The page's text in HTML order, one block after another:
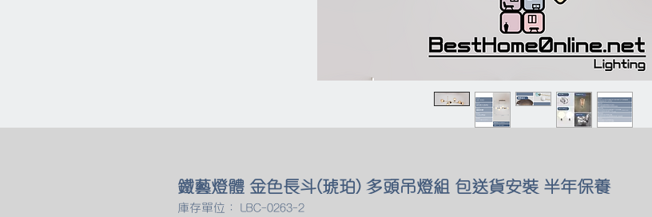
鐵藝燈體 金色長斗(琥珀) 多頭吊燈組 包送貨安裝 半年保養
庫存單位： LBC-0263-2